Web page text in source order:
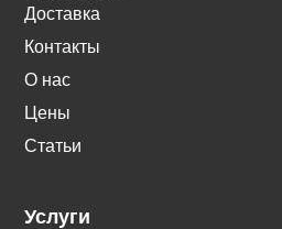
Доставка
Контакты
О нас
Цены
Статьи
Услуги